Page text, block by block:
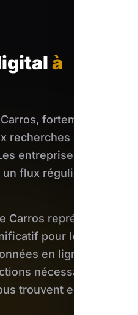
à
fortement de la
recherches locales
entreprises qui
flux régulier de
Carros représente un
pour les
en ligne. Nous
nécessaires
trouvent en